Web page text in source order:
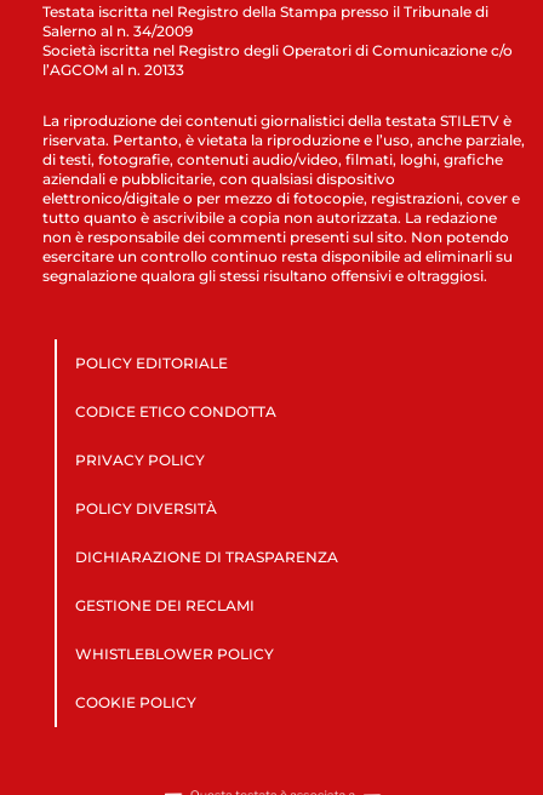
Testata iscritta nel Registro della Stampa presso il Tribunale di
Salerno al n. 34/2009
Società iscritta nel Registro degli Operatori di Comunicazione c/o
l’AGCOM al n. 20133
La riproduzione dei contenuti giornalistici della testata STILETV è
riservata. Pertanto, è vietata la riproduzione e l’uso, anche parziale,
di testi, fotografie, contenuti audio/video, filmati, loghi, grafiche
aziendali e pubblicitarie, con qualsiasi dispositivo
elettronico/digitale o per mezzo di fotocopie, registrazioni, cover e
tutto quanto è ascrivibile a copia non autorizzata. La redazione
non è responsabile dei commenti presenti sul sito. Non potendo
esercitare un controllo continuo resta disponibile ad eliminarli su
segnalazione qualora gli stessi risultano offensivi e oltraggiosi.
POLICY EDITORIALE
CODICE ETICO CONDOTTA
PRIVACY POLICY
POLICY DIVERSITÀ
DICHIARAZIONE DI TRASPARENZA
GESTIONE DEI RECLAMI
WHISTLEBLOWER POLICY
COOKIE POLICY